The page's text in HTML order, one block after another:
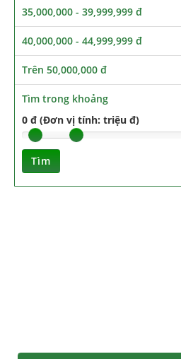
35,000,000 - 39,999,999 đ
40,000,000 - 44,999,999 đ
Trên 50,000,000 đ
Tìm trong khoảng
0 đ (Đơn vị tính: triệu đ)
Tìm